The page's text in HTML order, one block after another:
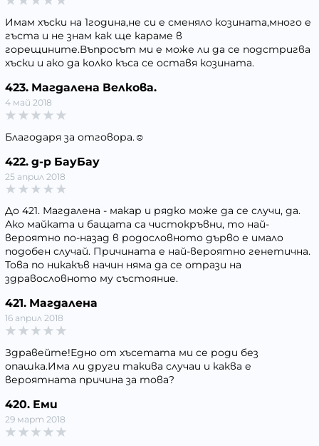
Имам хъски на 1година,не си е сменяло козината,много е
гъста и не знам как ще караме в
горещините.Въпросът ми е може ли да се подстригва
хъски и ако да колко къса се оставя козината.
423. Магдалена Велкова.
4 май 2018
Благодаря за отговора.☺
422. д-р БауБау
25 април 2018
До 421. Магдалена - макар и рядко може да се случи, да.
Ако майката и бащата са чистокръвни, то най-
вероятно по-назад в родословното дърво е имало
подобен случай. Причината е най-вероятно генетична.
Това по никакъв начин няма да се отрази на
здравословното му състояние.
421. Магдалена
16 април 2018
Здравейте!Едно от хъсетата ми се роди без
опашка.Има ли други такива случаи и каква е
вероятната причина за това?
420. Еми
29 март 2018